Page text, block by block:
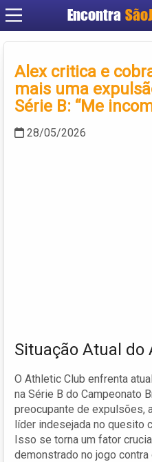
Encontra
Alex critica e
mais uma
Série B: “Me
28/05/2026
Situação Atual do
O Athletic Club enfrenta
na Série B do Campeonato
preocupante de expulsões,
líder indesejada no quesito
Isso se torna um fator
demonstrado no jogo contra